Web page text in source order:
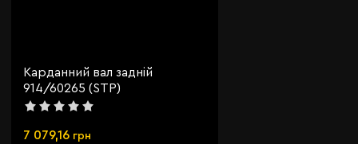
Карданний вал задній
914/60265 (STP)
7 079,16 грн